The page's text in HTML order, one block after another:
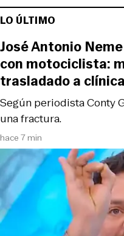
LO ÚLTIMO
hace 7 min
Según periodista Conty
una fractura.
José Antonio
con motociclista:
trasladado a clínica